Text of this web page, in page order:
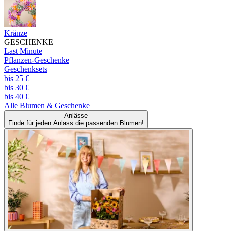
Kränze
GESCHENKE
Last Minute
Pflanzen-Geschenke
Geschenksets
bis 25 €
bis 30 €
bis 40 €
Alle Blumen & Geschenke
Anlässe
Finde für jeden Anlass die passenden Blumen!